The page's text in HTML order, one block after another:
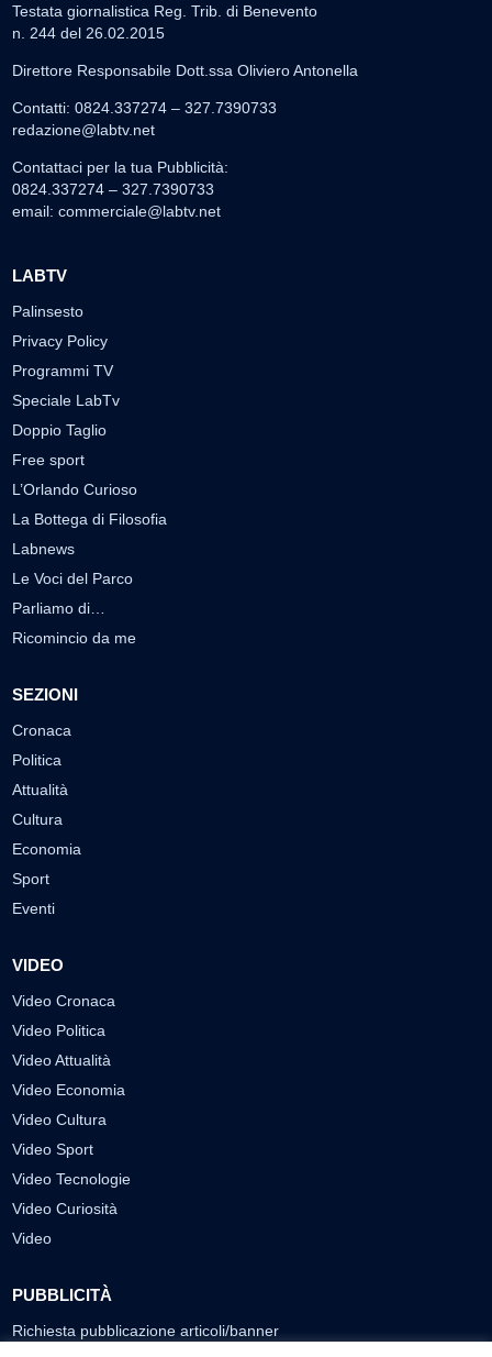
Testata giornalistica Reg. Trib. di Benevento
n. 244 del 26.02.2015
Direttore Responsabile Dott.ssa Oliviero Antonella
Contatti: 0824.337274 – 327.7390733
redazione@labtv.net
Contattaci per la tua Pubblicità:
0824.337274 – 327.7390733
email: commerciale@labtv.net
LABTV
Palinsesto
Privacy Policy
Programmi TV
Speciale LabTv
Doppio Taglio
Free sport
L’Orlando Curioso
La Bottega di Filosofia
Labnews
Le Voci del Parco
Parliamo di…
Ricomincio da me
SEZIONI
Cronaca
Politica
Attualità
Cultura
Economia
Sport
Eventi
VIDEO
Video Cronaca
Video Politica
Video Attualità
Video Economia
Video Cultura
Video Sport
Video Tecnologie
Video Curiosità
Video
PUBBLICITÀ
Richiesta pubblicazione articoli/banner